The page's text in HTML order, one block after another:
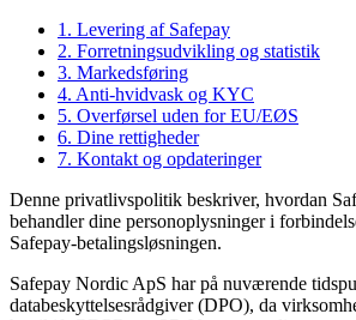
1. Levering af Safepay
2. Forretningsudvikling og statistik
3. Markedsføring
4. Anti-hvidvask og KYC
5. Overførsel uden for EU/EØS
6. Dine rettigheder
7. Kontakt og opdateringer
Denne privatlivspolitik beskriver, hvordan
behandler dine personoplysninger i
Safepay-betalingsløsningen.
Safepay Nordic ApS har på nuværende
databeskyttelsesrådgiver (DPO), da